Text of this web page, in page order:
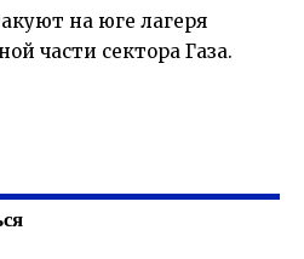
на юге лагеря
части сектора Газа.